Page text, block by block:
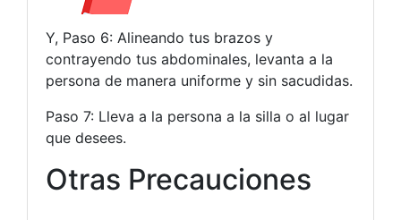
Y, Paso 6: Alineando tus brazos y
contrayendo tus abdominales, levanta a la
persona de manera uniforme y sin sacudidas.
Paso 7: Lleva a la persona a la silla o al lugar
que desees.
Otras Precauciones